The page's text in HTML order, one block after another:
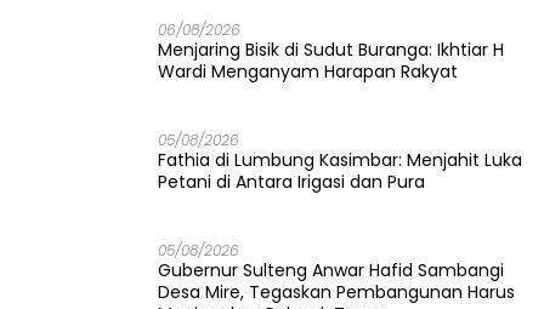
06/08/2026
Menjaring Bisik di Sudut Buranga: Ikhtiar H
Wardi Menganyam Harapan Rakyat
05/08/2026
Fathia di Lumbung Kasimbar: Menjahit Luka
Petani di Antara Irigasi dan Pura
05/08/2026
Gubernur Sulteng Anwar Hafid Sambangi
Desa Mire, Tegaskan Pembangunan Harus